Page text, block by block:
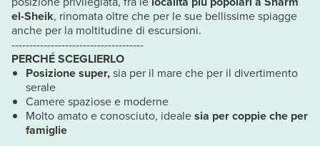
el-Sheik, rinomata oltre che per le sue bellissime spiagge
anche per la moltitudine di escursioni.
-------------------------------------
PERCHÉ SCEGLIERLO
Posizione super,sia per il mare che per il divertimento
serale
Camere spaziose e moderne
Molto amato e conosciuto, idealesia per coppie che per
famiglie